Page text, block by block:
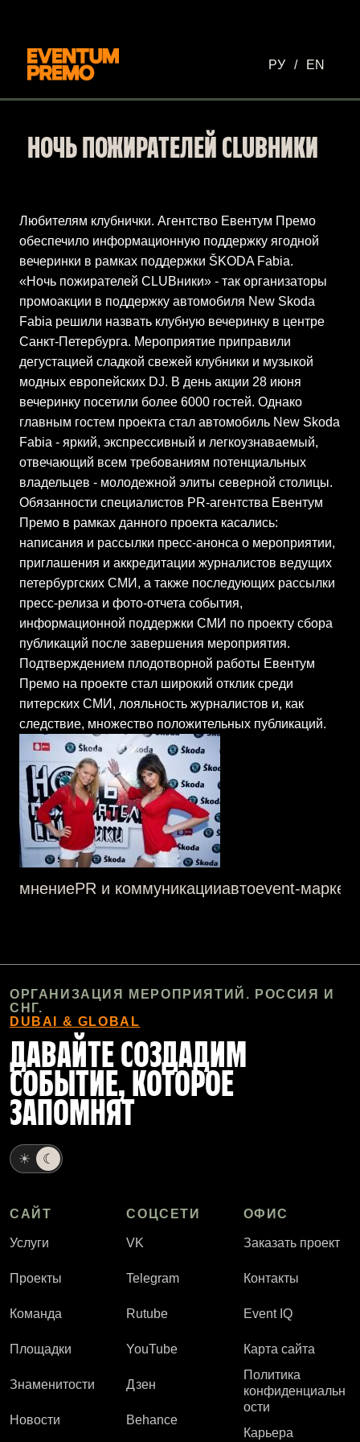
РУ / EN
НОЧЬ ПОЖИРАТЕЛЕЙ CLUBНИКИ
Любителям клубнички. Агентство Евентум Премо
обеспечило информационную поддержку ягодной
вечеринки в рамках поддержки ŠKODA Fabia.
«Ночь пожирателей CLUBники» - так организаторы
промоакции в поддержку автомобиля New Skoda
Fabia решили назвать клубную вечеринку в центре
Санкт-Петербурга. Мероприятие приправили
дегустацией сладкой свежей клубники и музыкой
модных европейских DJ. В день акции 28 июня
вечеринку посетили более 6000 гостей. Однако
главным гостем проекта стал автомобиль New Skoda
Fabia - яркий, экспрессивный и легкоузнаваемый,
отвечающий всем требованиям потенциальных
владельцев - молодежной элиты северной столицы.
Обязанности специалистов PR-агентства Евентум
Премо в рамках данного проекта касались:
написания и рассылки пресс-анонса о мероприятии,
приглашения и аккредитации журналистов ведущих
петербургских СМИ, а также последующих рассылки
пресс-релиза и фото-отчета события,
информационной поддержки CМИ по проекту сбора
публикаций после завершения мероприятия.
Подтверждением плодотворной работы Евентум
Премо на проекте стал широкий отклик среди
питерских СМИ, лояльность журналистов и, как
следствие, множество положительных публикаций.
мнениеPR и коммуникацииавтоevent-
ОРГАНИЗАЦИЯ МЕРОПРИЯТИЙ. РОССИЯ И
СНГ.
DUBAI & GLOBAL
ДАВАЙТЕ СОЗДАДИМ
СОБЫТИЕ, КОТОРОЕ
ЗАПОМНЯТ
☀ ☾
САЙТ
Услуги
Проекты
Команда
Площадки
Знаменитости
Новости
СОЦСЕТИ
VK
Telegram
Rutube
YouTube
Дзен
Behance
ОФИС
Заказать проект
Контакты
Event IQ
Карта сайта
Политика
конфиденциальн
ости
Карьера